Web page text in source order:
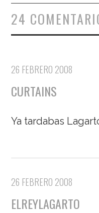
24
26 FEBRERO 2008
CURTAINS
Ya tardabas
26 FEBRERO 2008
ELREYLAGARTO